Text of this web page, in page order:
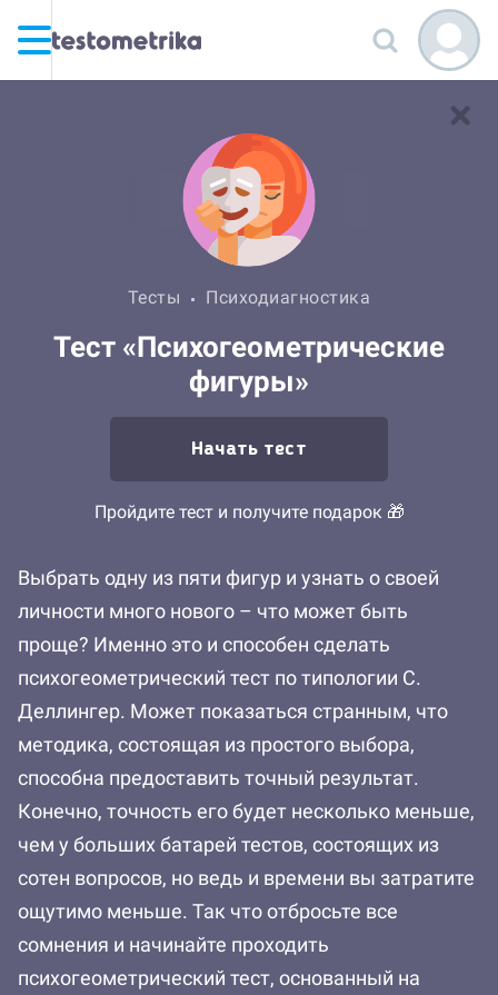
Тесты Психодиагностика
Тест «Психогеометрические
фигуры»
Начать тест
Пройдите тест и получите подарок 🎁
Выбрать одну из пяти фигур и узнать о своей
личности много нового – что может быть
проще? Именно это и способен сделать
психогеометрический тест по типологии С.
Деллингер. Может показаться странным, что
методика, состоящая из простого выбора,
способна предоставить точный результат.
Конечно, точность его будет несколько меньше,
чем у больших батарей тестов, состоящих из
сотен вопросов, но ведь и времени вы затратите
ощутимо меньше. Так что отбросьте все
сомнения и начинайте проходить
психогеометрический тест, основанный на